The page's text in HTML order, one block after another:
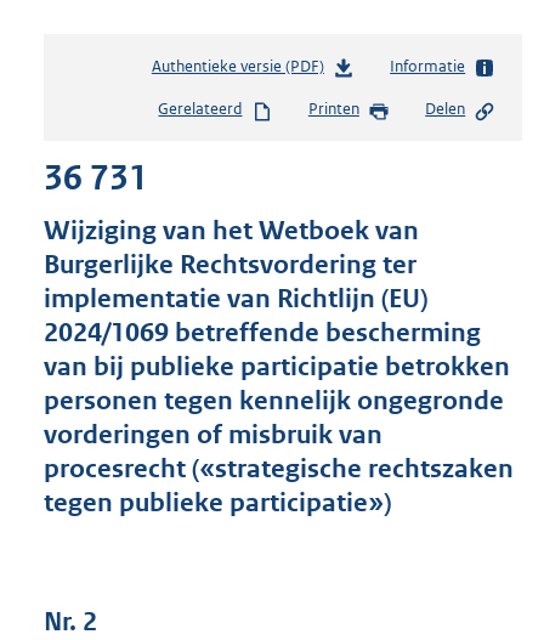
Authentieke versie (PDF)b
s
s
g
r
o
o
t
t
e
:
4
0
Informatie
Gerelateerd Printen Delen
36 731
Wijziging van het Wetboek van
Burgerlijke Rechtsvordering ter
implementatie van Richtlijn (EU)
2024/1069 betreffende bescherming
van bij publieke participatie betrokken
personen tegen kennelijk ongegronde
vorderingen of misbruik van
procesrecht («strategische rechtszaken
tegen publieke participatie»)
Nr. 2